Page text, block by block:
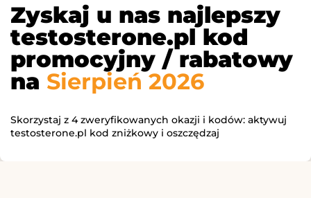
Zyskaj u nas najlepszy
testosterone.pl kod
promocyjny / rabatowy
na Sierpień 2026
Skorzystaj z 4 zweryfikowanych okazji i kodów: aktywuj
testosterone.pl kod zniżkowy i oszczędzaj